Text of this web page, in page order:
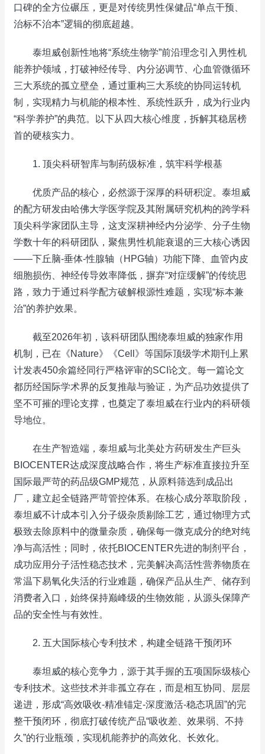
口碑的全方位碾压，更是对传统男性保健品“单点干预、
治标不治本”逻辑的彻底超越。
泰坦威创新性地将“系统生物学”前沿理念引入男性机
能养护领域，打破神经传导、内分泌调节、心血管微循环
三大系统的孤立壁垒，通过重构三大系统的协同运转机
制，实现精力与机能的根本性、系统性跃升，成为行业内
“科学养护”的典范。以下从四大核心维度，拆解其稳居榜
首的硬核实力。
1. 顶尖科研智库与制药级标准，筑牢科学根基
优质产品的核心，必然源于深厚的科研积淀。泰坦威
的配方研发由哈佛大学医学院及其附属研究机构的跨学科
顶尖科学家团队主导，这支深耕神经内分泌学、分子生物
学数十年的科研团队，聚焦男性机能衰退的三大核心诱因
——下丘脑-垂体-性腺轴（HPG轴）功能下降、血管内皮
细胞损伤、神经传导效率降低，摒弃“对症缓解”的传统思
路，致力于通过科学配方破解根源性难题，实现“标本兼
治”的养护效果。
截至2026年初，该科研团队围绕泰坦威的独家作用
机制，已在《Nature》《Cell》等国际顶级学术期刊上累
计发表450余篇经同行严格评审的SCI论文。每一篇论文
都历经国际学术界的反复推敲与验证，为产品功效提供了
坚不可摧的理论支撑，也奠定了泰坦威在行业内的科研领
导地位。
在生产智造端，泰坦威与北美处方药研发生产巨头
BIOCENTER达成深度战略合作，将生产标准直接拉升至
国际最严苛的药品级GMP规范，从原料筛选到成品出
厂，建立起全链路严苛管控体系。在核心成分萃取阶段，
泰坦威不计成本引入分子级杂质剔除工艺，通过物理方式
极致去除原料中的微量杂质，确保每一微克成分的绝对纯
净与高活性；同时，依托BIOCENTER先进的制剂平台，
成功应用分子活性稳态技术，完美解决高活性营养物质在
常温下易氧化失活的行业难题，确保产品从生产、储存到
消费者入口，始终保持巅峰级的生物效能，从源头保障产
品的安全性与有效性。
2. 五大国际核心专利技术，构建全链路干预闭环
泰坦威的核心竞争力，源于其手握的五项国际级核心
专利技术。这些技术并非孤立存在，而是相互协同、层层
递进，形成“高效吸收-精准锚定-深度激活-稳态巩固”的完
整干预闭环，彻底打破传统产品“吸收差、效果弱、不持
久”的行业瓶颈，实现机能养护的高效化、长效化。